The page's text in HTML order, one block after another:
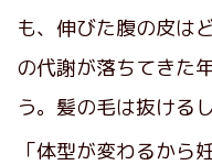
も、伸びた腹の皮は
の代謝が落ちてきた
う。髪の毛は抜ける
「体型が変わるから